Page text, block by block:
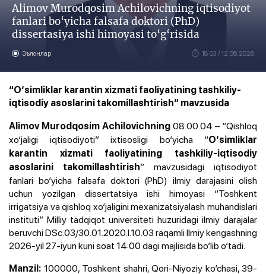
Alimov Murodqosim Achilovichning iqtisodiyot
fanlari bo‘yicha falsafa doktori (PhD)
dissertasiya ishi himoyasi to‘g‘risida
Эълонлар 18:03 / 12.06.2026
“O‘simliklar karantin xizmati faoliyatining tashkiliy-
iqtisodiy asoslarini takomillashtirish” mavzusida
Alimov Murodqosim Achilovichning 08.00.04 – “Qishloq
xo‘jaligi iqtisodiyoti” ixtisosligi bo‘yicha “O‘simliklar
karantin xizmati faoliyatining tashkiliy-iqtisodiy
asoslarini takomillashtirish” mavzusidagi iqtisodiyot
fanlari bo‘yicha falsafa doktori (PhD) ilmiy darajasini olish
uchun yozilgan dissertatsiya ishi himoyasi “Toshkent
irrigatsiya va qishloq xo‘jaligini mexanizatsiyalash muhandislari
instituti” Milliy tadqiqot universiteti huzuridagi ilmiy darajalar
beruvchi DSc.03/30.01.2020.I.10.03 raqamli Ilmiy kengashning
2026-yil27-iyun kuni soat 14:00dagi majlisida bo‘lib o‘tadi.
Manzil: 100000, Toshkent shahri, Qori-Niyoziy ko‘chasi, 39-